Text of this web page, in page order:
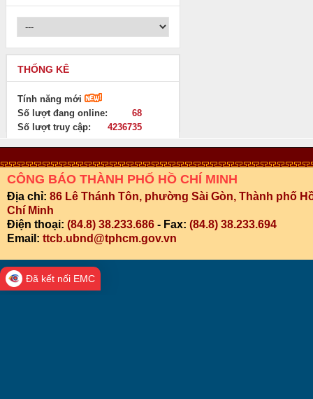
THỐNG KÊ
Tính năng mới
Số lượt đang online:
68
Số lượt truy cập:
4236735
CÔNG BÁO THÀNH PHỐ HỒ CHÍ MINH
Địa chỉ: 86 Lê Thánh Tôn, phường Sài Gòn, Thành phố
Chí Minh
Điện thoại: (84.8) 38.233.686 - Fax: (84.8) 38.233.694
Email: ttcb.ubnd@tphcm.gov.vn
Đã kết nối EMC